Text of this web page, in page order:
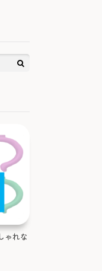
ゃれな